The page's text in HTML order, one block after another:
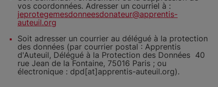
vos coordonnées. Adresser un courriel à :
jeprotegemesdonneesdonateur@apprentis-
auteuil.org
Soit adresser un courrier au délégué à la protection
des données (par courrier postal : Apprentis
d'Auteuil, Délégué à la Protection des Données 40
rue Jean de la Fontaine, 75016 Paris ; ou
électronique : dpd[at]apprentis-auteuil.org).